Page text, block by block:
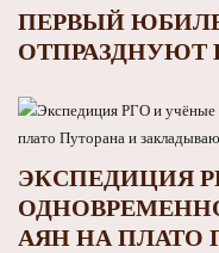
ПЕРВЫЙ
ОТПРАЗДНУЮТ
ЭКСПЕДИЦИЯ
АЯН НА ПЛАТО